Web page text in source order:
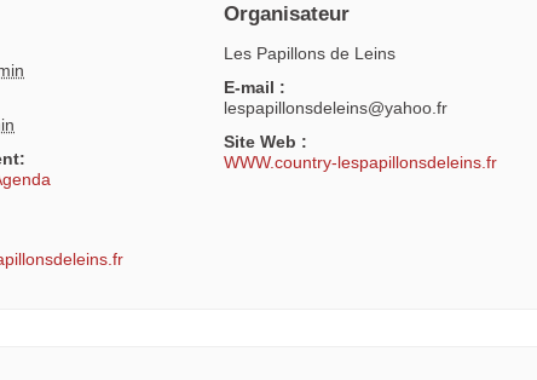
Organisateur
Les Papillons de Leins
E-mail :
lespapillonsdeleins@yahoo.fr
Site Web :
WWW.country-lespapillonsdeleins.fr